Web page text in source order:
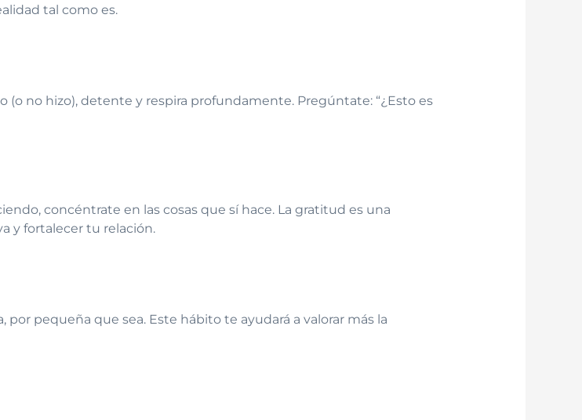
tal como es.
no hizo), detente y respira profundamente. Pregúntate: “¿Esto es
concéntrate en las cosas que sí hace. La gratitud es una
y fortalecer tu relación.
por pequeña que sea. Este hábito te ayudará a valorar más la